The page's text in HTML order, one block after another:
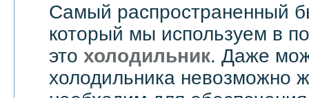
Самый распространенный
который мы используем в
это холодильник. Даже
холодильника невозможно